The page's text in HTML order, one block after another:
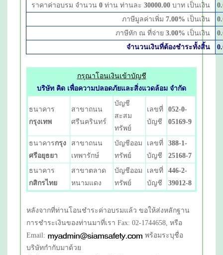
ราคาค่าอบรม จำนวน 0 ท่าน ท่านละ 30000.00 บาท เป็นเงิน
ภาษีมูลค่าเพิ่ม 7.00% เป็นเงิน
ภาษีหัก ณ ที่จ่าย 3.00% เป็นเงิน
จำนวนเงินที่ต้องชำระทั้งสิ้น
กรุณาโอนเงินเข้าบัญชี
บริษัท คิด เพื่อความปลอดภัยและสิ่งแวดล้อม จำกัด
ธนาคาร
กรุงเทพ
สาขาถนน
ศรีนครินทร์
บัญชี
สะสม
ทรัพย์
เลขที่
บัญชี
052-0-
05169-9
ธนาคารกรุง
ศรีอยุธยา
สาขาถนน
เทพารักษ์
บัญชีออม
ทรัพย์
เลขที่
บัญชี
388-1-
25168-7
ธนาคาร
กสิกรไทย
สาขาตลาด
หนามแดง
บัญชีออม
ทรัพย์
เลขที่
บัญชี
446-2-
39012-8
หลังจากที่ท่านโอนชำระค่าอบรมแล้ว ขอให้ส่งหลักฐาน
การชำระเงินของท่านมาที่เรา Fax: 02-1744658, หรือ
Email:
พร้อมระบุชื่อ
บริษัทกำกับมาด้วย